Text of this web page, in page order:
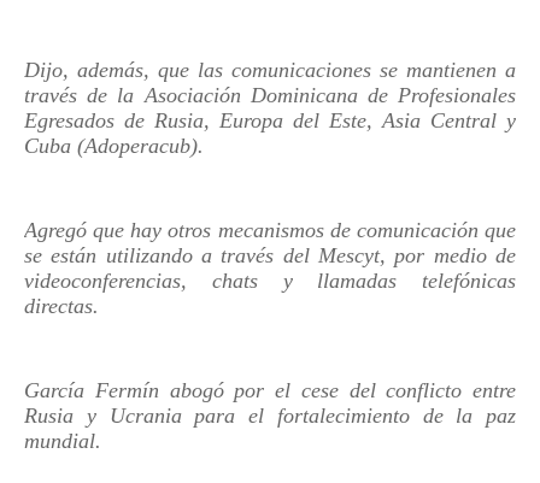
Dijo, además, que las comunicaciones se mantienen a
través de la Asociación Dominicana de Profesionales
Egresados de Rusia, Europa del Este, Asia Central y
Cuba (Adoperacub).
Agregó que hay otros mecanismos de comunicación que
se están utilizando a través del Mescyt, por medio de
videoconferencias, chats y llamadas telefónicas
directas.
García Fermín abogó por el cese del conflicto entre
Rusia y Ucrania para el fortalecimiento de la paz
mundial.